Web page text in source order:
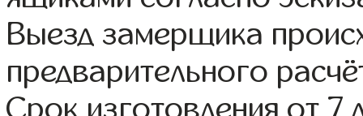
Выезд замерщика
предварительного
Срок изготовления от 7